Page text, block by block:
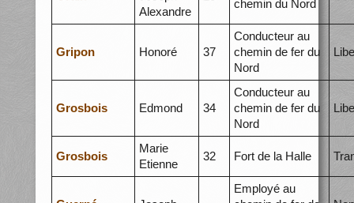
Alexandre
chemin du Nord
Gripon Honoré 37
Conducteur au
chemin de fer du
Nord
Grosbois Edmond 34
Conducteur au
chemin de fer du
Nord
Grosbois
Marie
Etienne
32 Fort de la Halle
Employé au